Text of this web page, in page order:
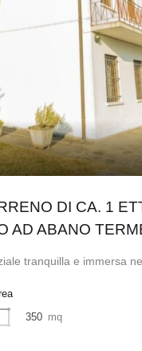
DI CA. 1
AD ABANO
tranquilla e immersa
350 mq